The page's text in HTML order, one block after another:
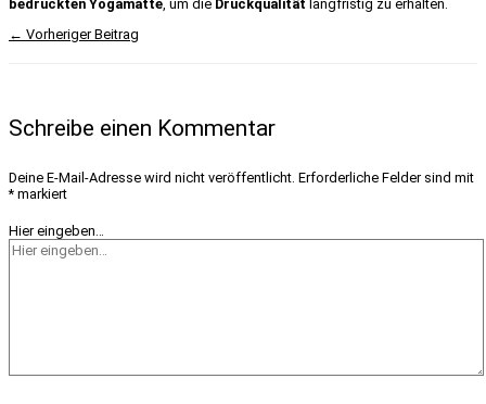
bedruckten Yogamatte , um die Druckqualität langfristig zu erhalten.
← Vorheriger Beitrag
Schreibe einen Kommentar
Deine E-Mail-Adresse wird nicht veröffentlicht. Erforderliche Felder sind mit
* markiert
Hier eingeben…